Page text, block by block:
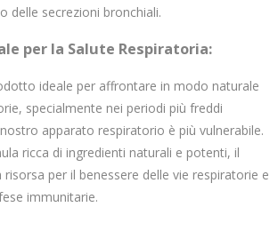
delle secrezioni bronchiali.
per la Salute Respiratoria:
ideale per affrontare in modo naturale
specialmente nei periodi più freddi
apparato respiratorio è più vulnerabile.
ricca di ingredienti naturali e potenti, il
per il benessere delle vie respiratorie e
immunitarie.